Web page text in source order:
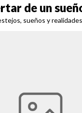
de un
sueños y